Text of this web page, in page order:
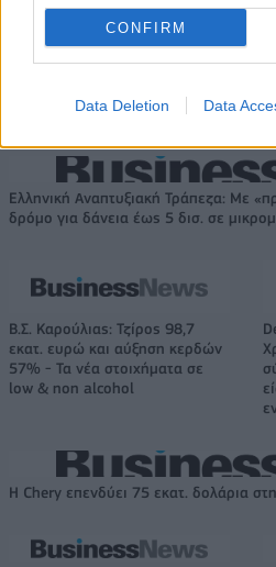
CONFIRM
Data Deletion Data
Ελληνική Αναπτυξιακή Τράπεζα: Με
δρόμο για δάνεια έως 5 δισ. σε
Β.Σ. Καρούλιας: Τζίρος 98,7
εκατ. ευρώ και αύξηση κερδών
57% - Τα νέα στοιχήματα σε
low & non alcohol
Η Chery επενδύει 75 εκατ. δολάρια